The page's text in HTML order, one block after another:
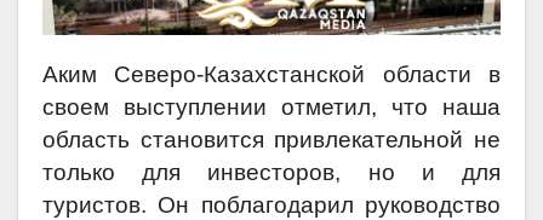
Аким Северо-Казахстанской области в
своем выступлении отметил, что наша
область становится привлекательной не
только для инвесторов, но и для
туристов. Он поблагодарил руководство